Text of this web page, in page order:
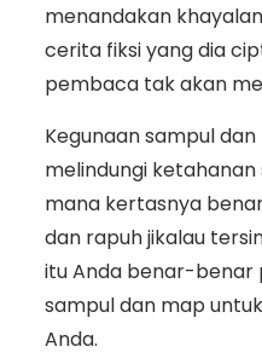
menandakan
cerita fiksi yang dia
pembaca tak akan
Kegunaan sampul
melindungi
mana kertasnya
dan rapuh jikalau
itu Anda benar-benar
sampul dan map
Anda.